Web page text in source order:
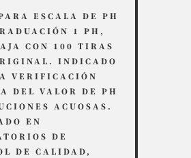
ESCALA DE PH
1 PH,
CON 100 TIRAS
INDICADO
VERIFICACIÓN
DEL VALOR DE PH
ACUOSAS.
EN
DE
DE CALIDAD,